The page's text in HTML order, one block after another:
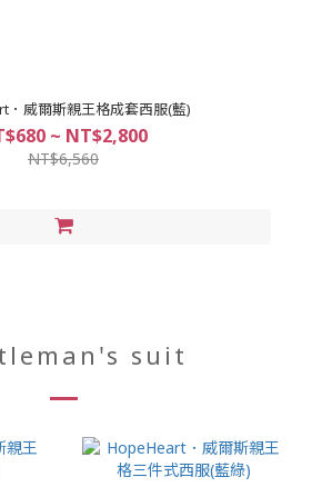
．威爾斯親王格成套西服(藍)
~ NT$2,800
NT$6,560
suit